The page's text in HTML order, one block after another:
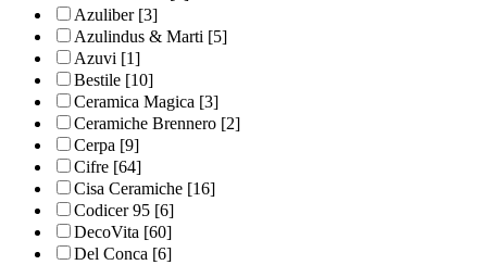
Azuliber[3]
Azulindus & Marti [5]
Azuvi [1]
Bestile [10]
Ceramica Magica [3]
Ceramiche Brennero [2]
Cerpa [9]
Cifre [64]
Cisa Ceramiche [16]
Codicer 95 [6]
DecoVita [60]
Del Conca [6]